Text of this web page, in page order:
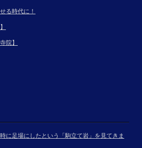
る時代に！
院】
に足場にしたという「駒立て岩」を見てきま